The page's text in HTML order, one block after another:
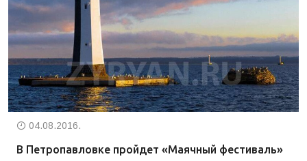
04.08.2016.
В Петропавловке пройдет «Маячный фестиваль»